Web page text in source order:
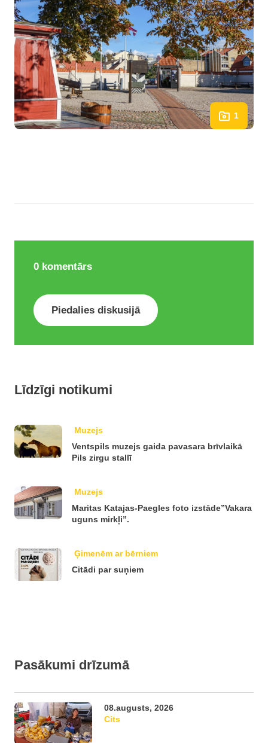
1
0 komentārs
Piedalies diskusijā
Līdzīgi notikumi
Muzejs
Ventspils muzejs gaida pavasara brīvlaikā
Pils zirgu stallī
Muzejs
Maritas Katajas-Paegles foto izstāde”Vakara
uguns mirkļi”.
Ģimenēm ar bērniem
Citādi par suņiem
Pasākumi drīzumā
08.augusts, 2026
Cits